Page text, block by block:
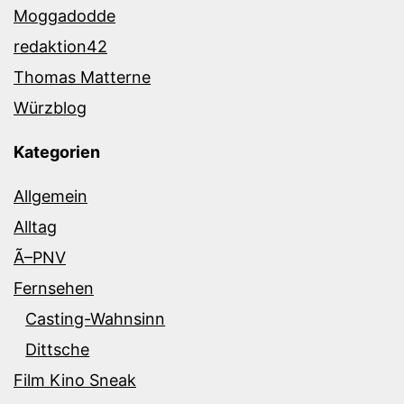
Moggadodde
redaktion42
Thomas Matterne
Würzblog
Kategorien
Allgemein
Alltag
Ã–PNV
Fernsehen
Casting-Wahnsinn
Dittsche
Film Kino Sneak